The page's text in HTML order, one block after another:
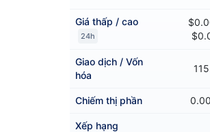
Giá thấp / cao
24h
Giao dịch / Vốn
hóa
Chiếm thị phần
Xếp hạng